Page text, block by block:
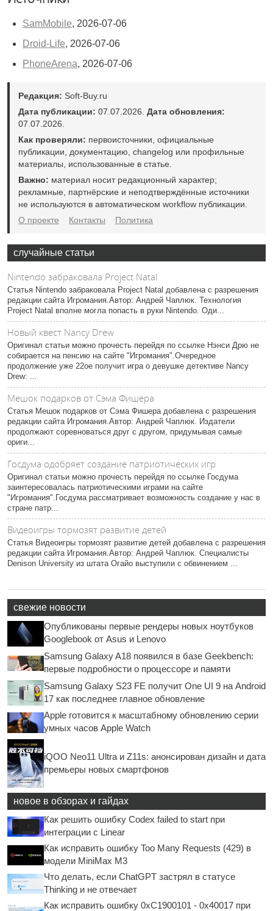
SamMobile, 2026-07-06
Droid-Life, 2026-07-06
PhoneArena, 2026-07-06
Редакция: Soft-Buy.ru
Дата публикации: 07.07.2026. Дата обновления:
07.07.2026.
Как проверяли: первоисточники, официальные
публикации, документацию, changelog или профильные
материалы, использованные в статье.
Важно: материал носит редакционный характер;
рекламные, партнёрские и неподтверждённые источники
не используются в автоматическом workflow публикации.
О проекте
Контакты Политика
случайные статьи
Nintendo забраковала Project Natal
Статья Nintendo забраковала Project Natal добавлена с разрешения
редакции сайта Игромания.Автор: Андрей Чаплюк. Технология
Project Natal вполне могла попасть в руки Nintendo. Оди...
Новый квест Nancy Drew
Оригинал статьи можно прочесть перейдя по ссылке Нэнси Дрю не
собирается на пенсию на сайте "Игромания".Очередное
продолжение уже 22ое получит игра о девушке детективе Nancy
Drew: ...
Мешок подарков от Сэма Фишера
Статья Мешок подарков от Сэма Фишера добавлена с разрешения
редакции сайта Игромания.Автор: Андрей Чаплюк. Издатели
продолжают соревноваться друг с другом, придумывая самые
ориги...
Госдума одобряет создание патриотических игр
Оригинал статьи можно прочесть перейдя по ссылке Госдума
заинтересовалась патриотическими играми на сайте
"Игромания".Госдума рассматривает возможность создание у нас в
стране патр...
Видеоигры тормозят развитие детей
Статья Видеоигры тормозят развитие детей добавлена с разрешения
редакции сайта Игромания.Автор: Андрей Чаплюк. Специалисты
Denison University из штата Огайо выступили с обвинением ...
свежие новости
Опубликованы первые рендеры новых ноутбуков
Googlebook от Asus и Lenovo
Samsung Galaxy A18 появился в базе Geekbench:
первые подробности о процессоре и памяти
Samsung Galaxy S23 FE получит One UI 9 на Android
17 как последнее главное обновление
Apple готовится к масштабному обновлению серии
умных часов Apple Watch
iQOO Neo11 Ultra и Z11s: анонсирован дизайн и дата
премьеры новых смартфонов
новое в обзорах и гайдах
Как решить ошибку Codex failed to start при
интеграции с Linear
Как исправить ошибку Too Many Requests (429) в
модели MiniMax M3
Что делать, если ChatGPT застрял в статусе
Thinking и не отвечает
Как исправить ошибку 0xC1900101 - 0x40017 при